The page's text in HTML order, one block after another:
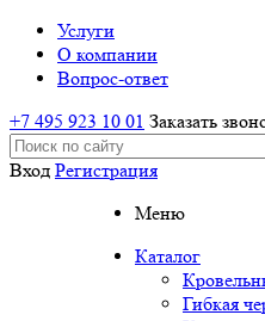
Услуги
О компании
Вопрос-ответ
+7 495 923 10 01 Заказать
Вход Регистрация
Меню
Каталог
Гибкая